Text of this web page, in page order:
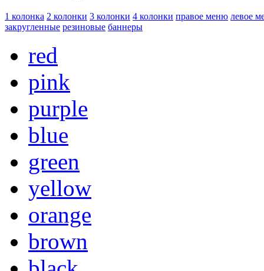
1 колонка 2 колонки 3 колонки 4 колонки правое меню левое
закругленные резиновые баннеры
red
pink
purple
blue
green
yellow
orange
brown